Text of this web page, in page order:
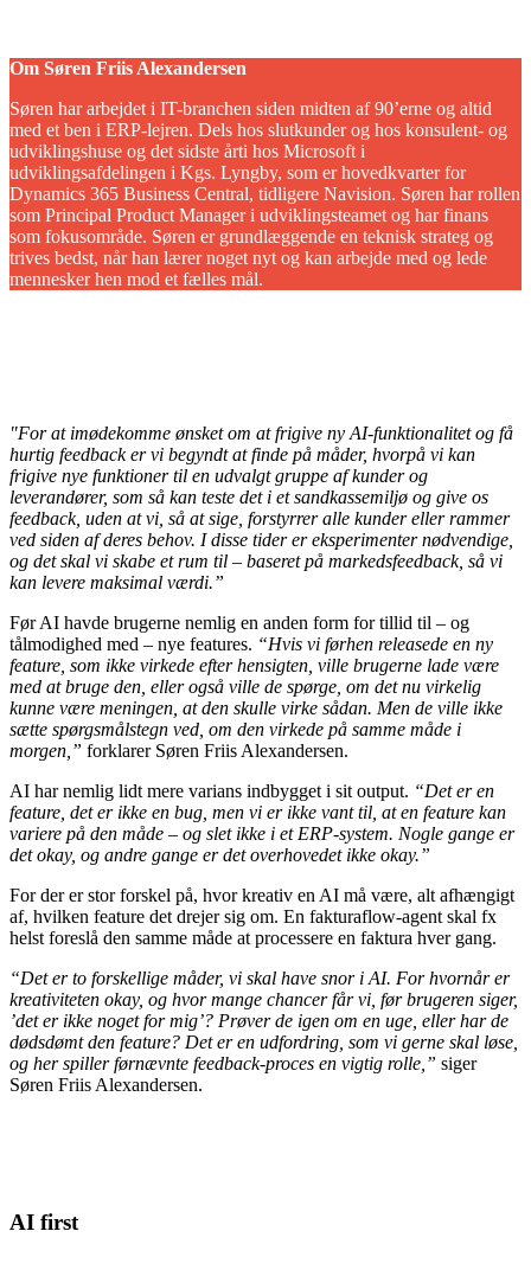
Om Søren Friis Alexandersen
Søren har arbejdet i IT-branchen siden midten af 90’erne og altid
med et ben i ERP-lejren. Dels hos slutkunder og hos konsulent- og
udviklingshuse og det sidste årti hos Microsoft i
udviklingsafdelingen i Kgs. Lyngby, som er hovedkvarter for
Dynamics 365 Business Central, tidligere Navision. Søren har rollen
som Principal Product Manager i udviklingsteamet og har finans
som fokusområde. Søren er grundlæggende en teknisk strateg og
trives bedst, når han lærer noget nyt og kan arbejde med og lede
mennesker hen mod et fælles mål.
"For at imødekomme ønsket om at frigive ny AI-funktionalitet og få
hurtig feedback er vi begyndt at finde på måder, hvorpå vi kan
frigive nye funktioner til en udvalgt gruppe af kunder og
leverandører, som så kan teste det i et sandkassemiljø og give os
feedback, uden at vi, så at sige, forstyrrer alle kunder eller rammer
ved siden af deres behov. I disse tider er eksperimenter nødvendige,
og det skal vi skabe et rum til – baseret på markedsfeedback, så vi
kan levere maksimal værdi.”
Før AI havde brugerne nemlig en anden form for tillid til – og
tålmodighed med – nye features. “Hvis vi førhen releasede en ny
feature, som ikke virkede efter hensigten, ville brugerne lade være
med at bruge den, eller også ville de spørge, om det nu virkelig
kunne være meningen, at den skulle virke sådan. Men de ville ikke
sætte spørgsmålstegn ved, om den virkede på samme måde i
morgen,” forklarer Søren Friis Alexandersen.
AI har nemlig lidt mere varians indbygget i sit output. “Det er en
feature, det er ikke en bug, men vi er ikke vant til, at en feature kan
variere på den måde – og slet ikke i et ERP-system. Nogle gange er
det okay, og andre gange er det overhovedet ikke okay.”
For der er stor forskel på, hvor kreativ en AI må være, alt afhængigt
af, hvilken feature det drejer sig om. En fakturaflow-agent skal fx
helst foreslå den samme måde at processere en faktura hver gang.
“Det er to forskellige måder, vi skal have snor i AI. For hvornår er
kreativiteten okay, og hvor mange chancer får vi, før brugeren siger,
’det er ikke noget for mig’? Prøver de igen om en uge, eller har de
dødsdømt den feature? Det er en udfordring, som vi gerne skal løse,
og her spiller førnævnte feedback-proces en vigtig rolle,” siger
Søren Friis Alexandersen.
AI first